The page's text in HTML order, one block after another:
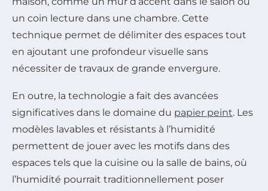
un coin lecture dans une chambre. Cette
technique permet de délimiter des espaces tout
en ajoutant une profondeur visuelle sans
nécessiter de travaux de grande envergure.
En outre, la technologie a fait des avancées
significatives dans le domaine du papier peint. Les
modèles lavables et résistants à l’humidité
permettent de jouer avec les motifs dans des
espaces tels que la cuisine ou la salle de bains, où
l’humidité pourrait traditionnellement poser